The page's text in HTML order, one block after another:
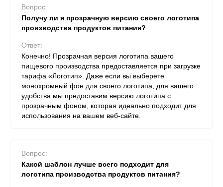
Вопрос:
Получу ли я прозрачную версию своего логотипа
производства продуктов питания?
Ответ:
Конечно! Прозрачная версия логотипа вашего
пищевого производства предоставляется при загрузке
тарифа «Логотип». Даже если вы выберете
монохромный фон для своего логотипа, для вашего
удобства мы предоставим версию логотипа с
прозрачным фоном, которая идеально подходит для
использования на вашем веб-сайте.
Вопрос:
Какой шаблон лучше всего подходит для
логотипа производства продуктов питания?